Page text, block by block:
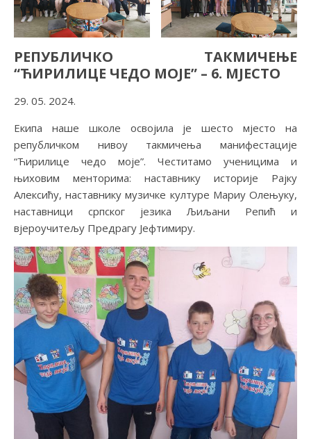
РЕПУБЛИЧКО ТАКМИЧЕЊЕ
“ЋИРИЛИЦЕ ЧЕДО МОЈЕ” – 6. МЈЕСТО
29. 05. 2024.
Екипа наше школе освојила је шесто мјесто на
републичком нивоу такмичења манифестације
“Ћирилице чедо моје”. Честитамо ученицима и
њиховим менторима: наставнику историје Рајку
Алексићу, наставнику музичке културе Мариу Олењуку,
наставници српског језика Љиљани Репић и
вјероучитељу Предрагу Јефтимиру.